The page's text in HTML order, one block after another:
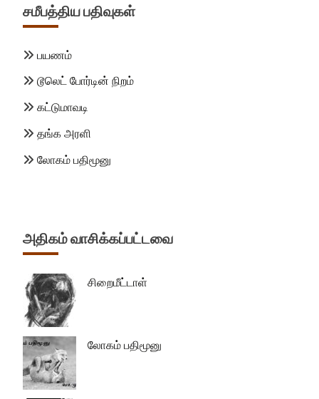
சமீபத்திய பதிவுகள்
பயணம்
டூலெட் போர்டின் நிறம்
கட்டுமாவடி
தங்க அரளி
லோகம் பதிமூனு
அதிகம் வாசிக்கப்பட்டவை
சிறைமீட்டாள்
லோகம் பதிமூனு